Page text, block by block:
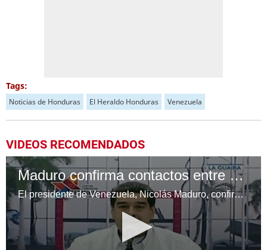
Tags:
Noticias de Honduras El Heraldo Honduras Venezuela
VIDEOS RECOMENDADOS
Maduro confirma contactos entre Washington y Venezuela
El presidente de Venezuela, Nicolás Maduro, confirmó el martes contactos entre su gobierno y altos funcionarios de Washington, avalando las declaraciones ofrecidas más temprano por su homólogo estadounidense, Donald Trump.